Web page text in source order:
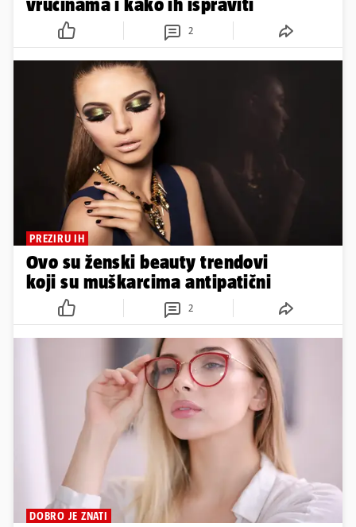
vrućinama i kako ih ispraviti
2
PREZIRU IH
Ovo su ženski beauty trendovi
koji su muškarcima antipatični
2
DOBRO JE ZNATI